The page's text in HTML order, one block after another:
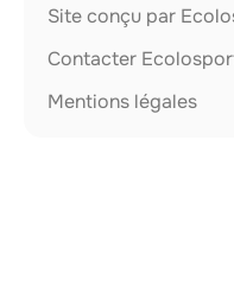
Site conçu par
Contacter
Mentions légales